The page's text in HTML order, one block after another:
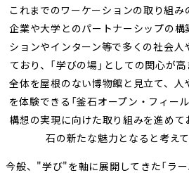
これまでのワーケーションの取り組み
企業や大学とのパートナーシップの構
ションやインターン等で多くの社会人
ており、「学びの場」としての関心が
全体を屋根のない博物館と見立て、人
を体験できる「釜石オープン・フィー
構想の実現に向けた取り組みを進めて
石の新たな魅力となると考えて
今般、"学び"を軸に展開してきた「ラ